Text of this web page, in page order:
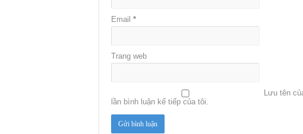
Email *
Trang web
Lưu tên
lần bình luận kế tiếp của tôi.